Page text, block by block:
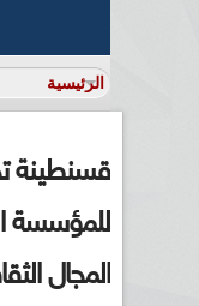
قسنطينة
للمؤسسة
المجال